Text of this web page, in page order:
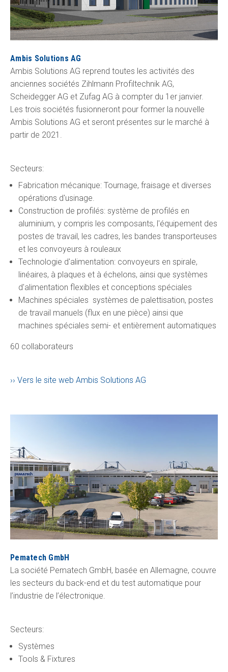
Ambis Solutions AG
Ambis Solutions AG reprend toutes les activités des
anciennes sociétés Zihlmann Profiltechnik AG,
Scheidegger AG et Zufag AG à compter du 1er janvier.
Les trois sociétés fusionneront pour former la nouvelle
Ambis Solutions AG et seront présentes sur le marché à
partir de 2021.
Secteurs:
Fabrication mécanique: Tournage, fraisage et diverses
opérations d'usinage.
Construction de profilés: système de profilés en
aluminium, y compris les composants, l'équipement des
postes de travail, les cadres, les bandes transporteuses
et les convoyeurs à rouleaux
Technologie d'alimentation: convoyeurs en spirale,
linéaires, à plaques et à échelons, ainsi que systèmes
d'alimentation flexibles et conceptions spéciales
Machines spéciales systèmes de palettisation, postes
de travail manuels (flux en une pièce) ainsi que
machines spéciales semi- et entièrement automatiques
60 collaborateurs
Vers le site web Ambis Solutions AG
Pematech GmbH
La société Pematech GmbH, basée en Allemagne, couvre
les secteurs du back-end et du test automatique pour
l’industrie de l’électronique.
Secteurs:
Systèmes
Tools & Fixtures